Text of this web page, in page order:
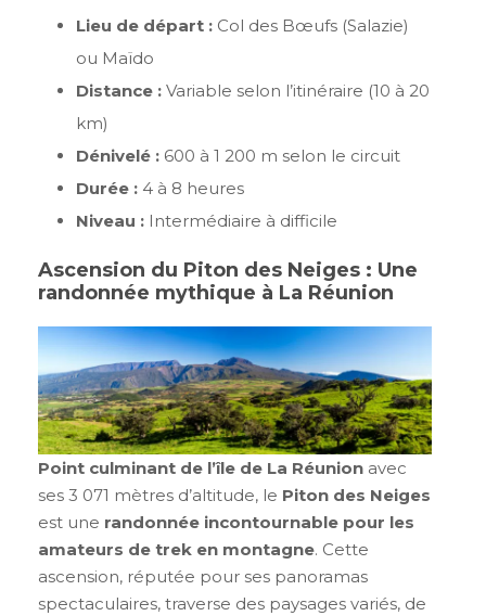
Lieu de départ : Col des Bœufs (Salazie)
ou Maïdo
Distance : Variable selon l’itinéraire (10 à 20
km)
Dénivelé : 600 à 1 200 m selon le circuit
Durée : 4 à 8 heures
Niveau : Intermédiaire à difficile
Ascension du Piton des Neiges : Une
randonnée mythique à La Réunion
Point culminant de l’île de La Réunion avec
ses 3 071 mètres d’altitude, le Piton des Neiges
est une randonnée incontournable pour les
amateurs de trek en montagne. Cette
ascension, réputée pour ses panoramas
spectaculaires, traverse des paysages variés, de